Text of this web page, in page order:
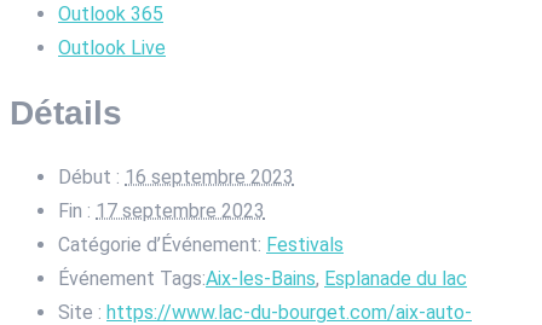
Outlook 365
Outlook Live
Détails
Début : 16 septembre 2023
Fin : 17 septembre 2023
Catégorie d’Événement: Festivals
Événement Tags:Aix-les-Bains, Esplanade du lac
Site : https://www.lac-du-bourget.com/aix-auto-